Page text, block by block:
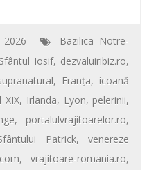
at
s
A
p
p
ta
je
az
ă
Bazilica Notre-
Iosif, dezvaluiribiz.ro,
, Franţa, icoană
XIX, Irlanda, Lyon, pelerinii,
, portalulvrajitoarelor.ro,
Patrick,venereze
,vrajitoare-romania.ro,